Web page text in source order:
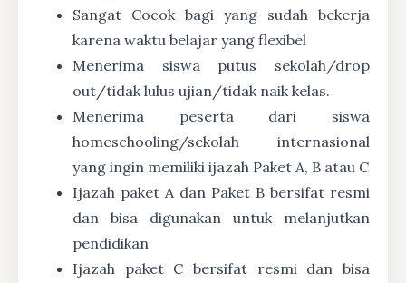
Sangat Cocok bagi yang sudah bekerja
karena waktu belajar yang flexibel
Menerima siswa putus sekolah/drop
out/tidak lulus ujian/tidak naik kelas.
Menerima peserta dari siswa
homeschooling/sekolah internasional
yang ingin memiliki ijazah Paket A, B atau C
Ijazah paket A dan Paket B bersifat resmi
dan bisa digunakan untuk melanjutkan
pendidikan
Ijazah paket C bersifat resmi dan bisa